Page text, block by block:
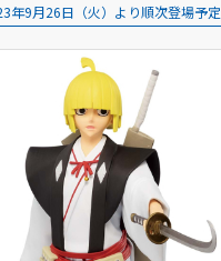
年9月26日（火）より順次登場予定